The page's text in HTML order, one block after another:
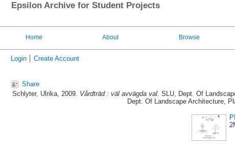
Epsilon Archive for Student Projects
Home About Browse
Login Create Account
Share
Schlyter, Ulrika, 2009. Vårdträd : väl avvägda val. SLU, Dept. Of
Dept. Of Landscape Architecture,